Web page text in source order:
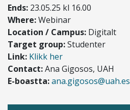
Ends: 23.05.25 kl 16.00
Where:Webinar
Location / Campus: Digitalt
Target group:Studenter
Link: Klikk her
Contact:Ana Gigosos, UAH
E-boastta:ana.gigosos@uah.es